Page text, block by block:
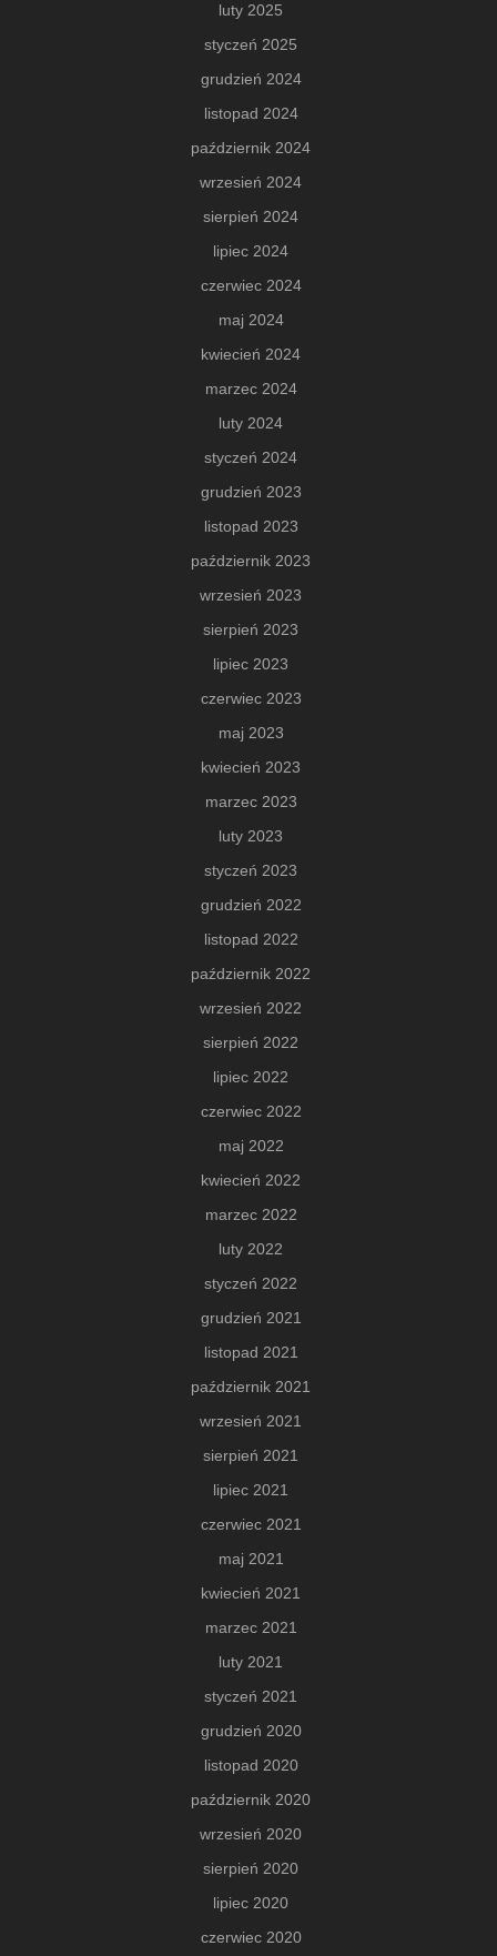
luty 2025
styczeń 2025
grudzień 2024
listopad 2024
październik 2024
wrzesień 2024
sierpień 2024
lipiec 2024
czerwiec 2024
maj 2024
kwiecień 2024
marzec 2024
luty 2024
styczeń 2024
grudzień 2023
listopad 2023
październik 2023
wrzesień 2023
sierpień 2023
lipiec 2023
czerwiec 2023
maj 2023
kwiecień 2023
marzec 2023
luty 2023
styczeń 2023
grudzień 2022
listopad 2022
październik 2022
wrzesień 2022
sierpień 2022
lipiec 2022
czerwiec 2022
maj 2022
kwiecień 2022
marzec 2022
luty 2022
styczeń 2022
grudzień 2021
listopad 2021
październik 2021
wrzesień 2021
sierpień 2021
lipiec 2021
czerwiec 2021
maj 2021
kwiecień 2021
marzec 2021
luty 2021
styczeń 2021
grudzień 2020
listopad 2020
październik 2020
wrzesień 2020
sierpień 2020
lipiec 2020
czerwiec 2020